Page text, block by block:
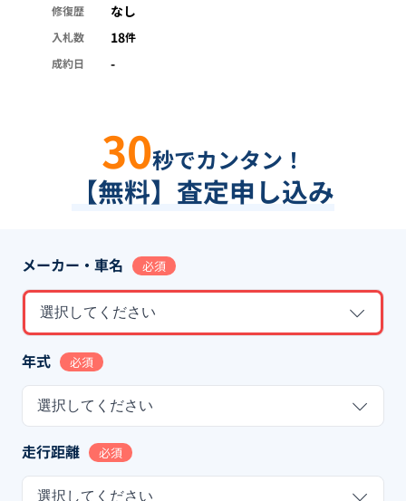
修復歴
なし
入札数 18件
成約日
-
30秒でカンタン！
【無料】査定申し込み
メーカー・車名 必須
選択してください
年式 必須
選択してください
走行距離 必須
選択してください